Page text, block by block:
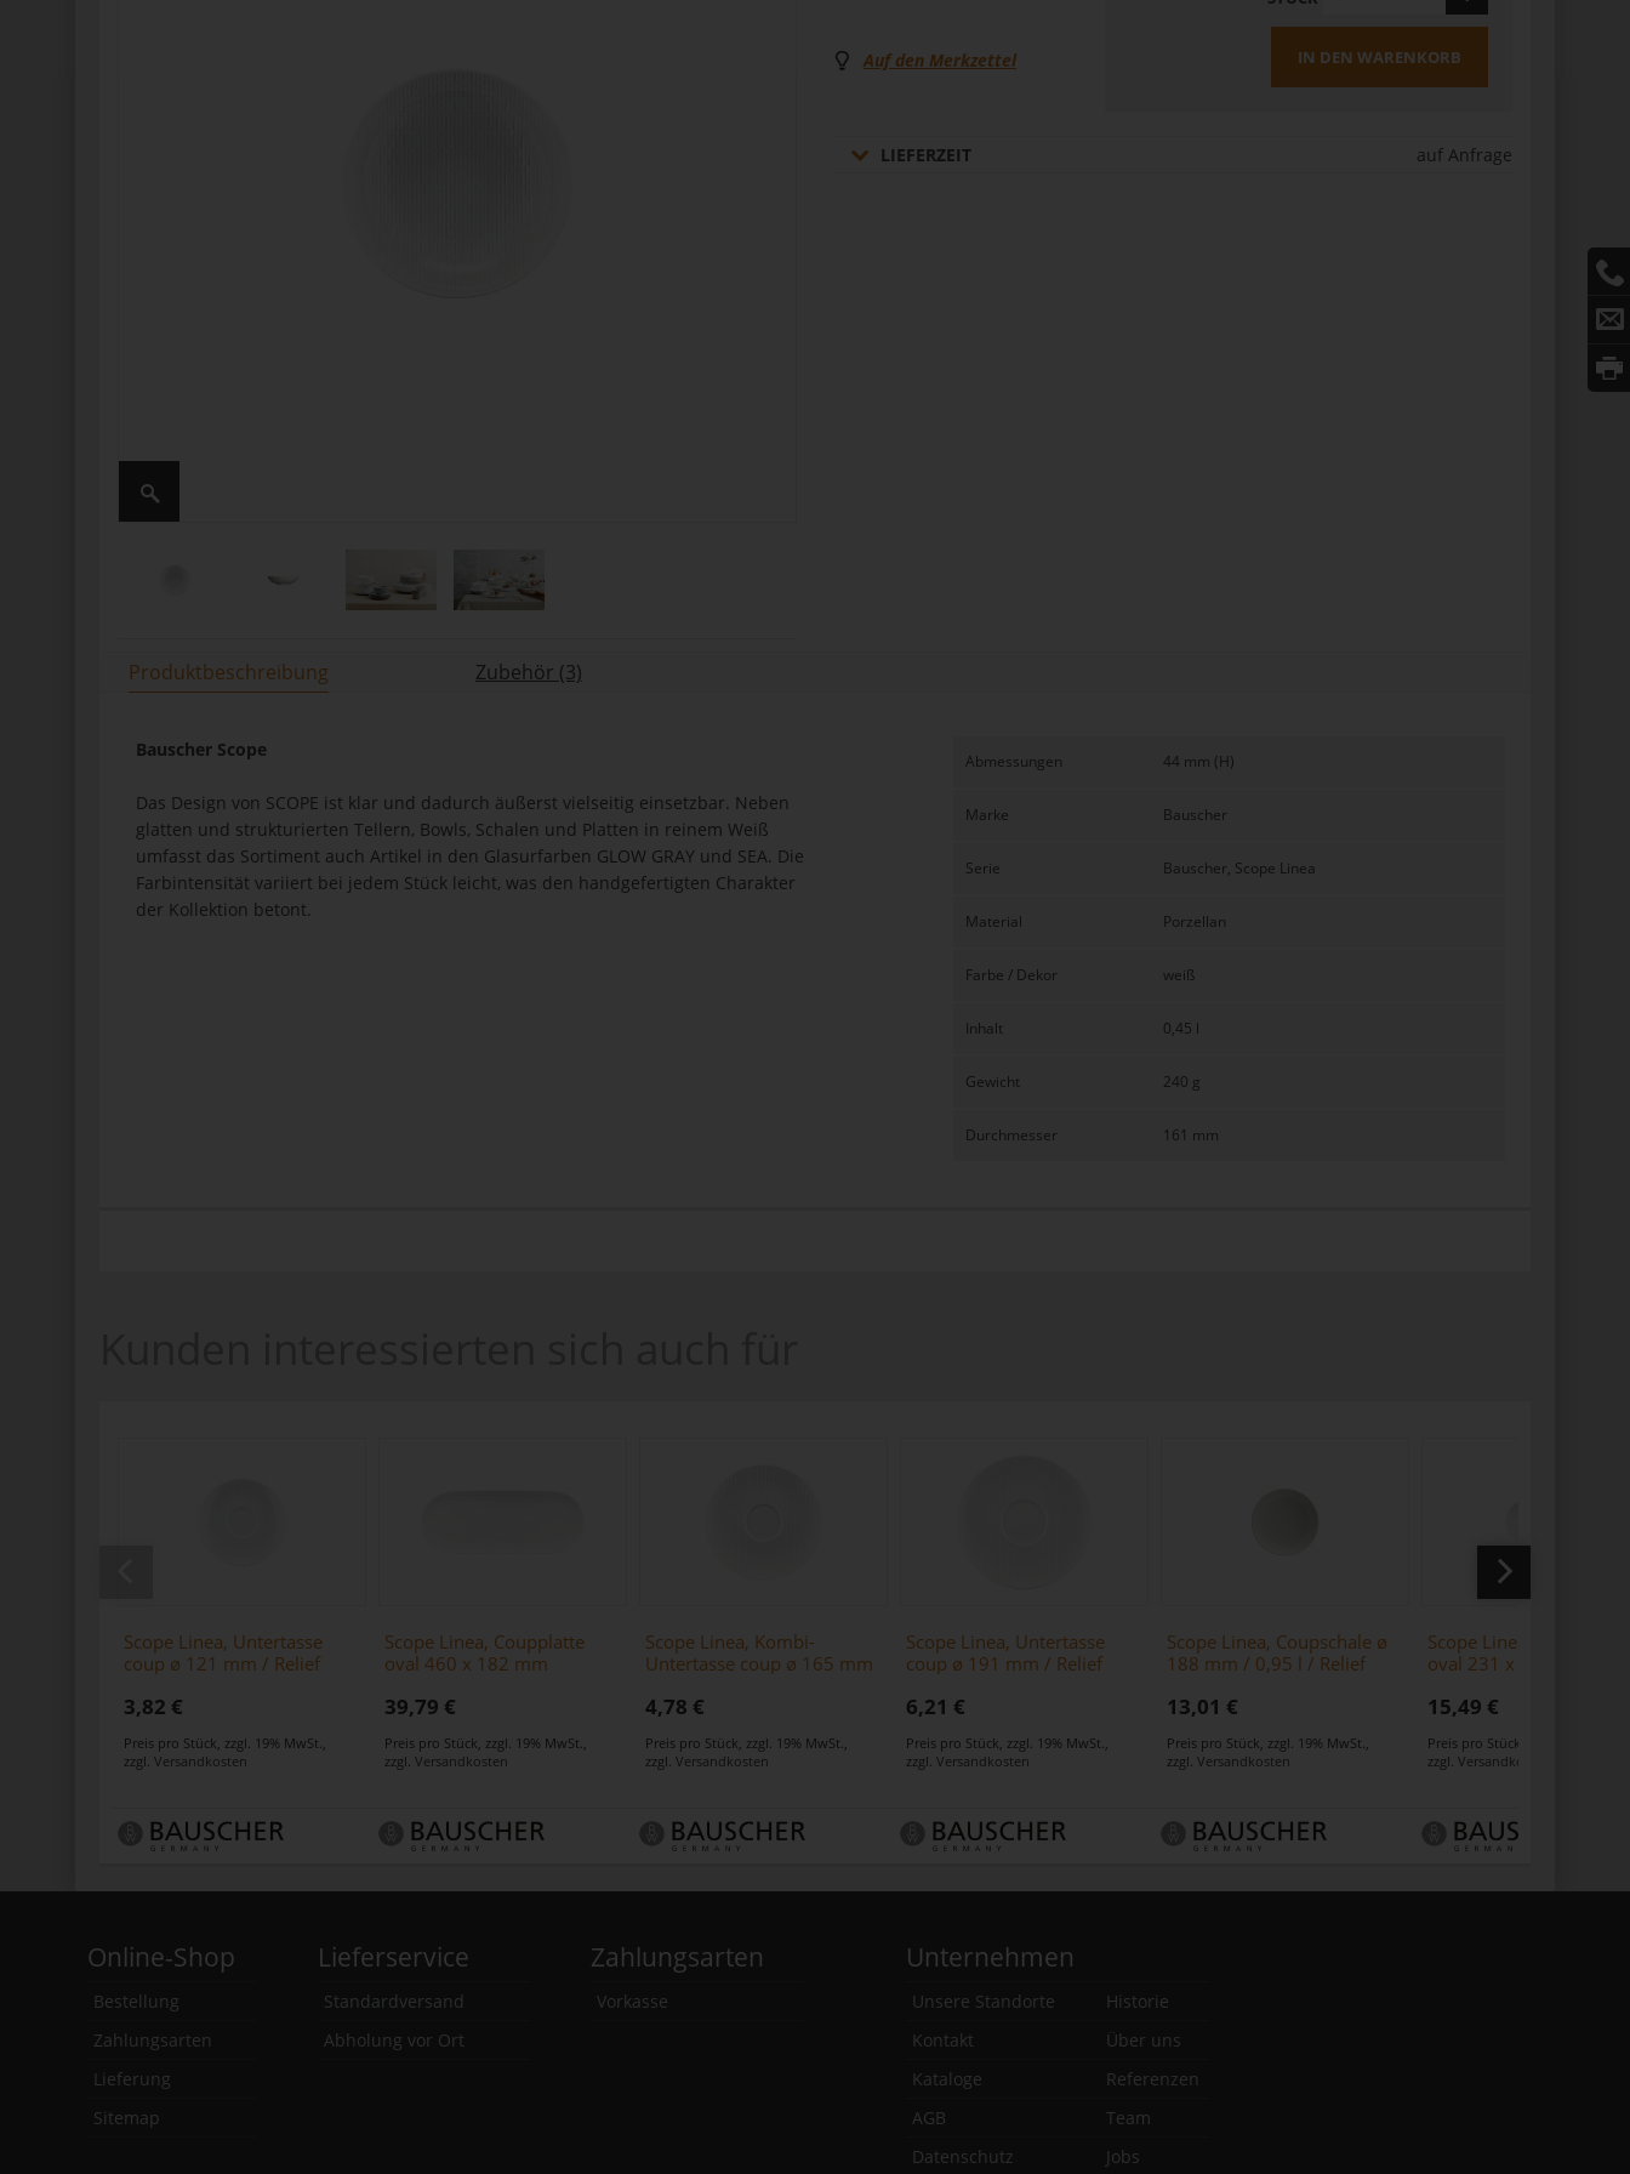
Auf den Merkzettel IN DEN WARENKORB
LIEFERZEIT auf Anfrage
Produktbeschreibung Zubehör (3)
Bauscher Scope
Das Design von SCOPE ist klar und dadurch äußerst vielseitig einsetzbar. Neben
glatten und strukturierten Tellern, Bowls, Schalen und Platten in reinem Weiß
umfasst das Sortiment auch Artikel in den Glasurfarben GLOW GRAY und SEA. Die
Farbintensität variiert bei jedem Stück leicht, was den handgefertigten Charakter
der Kollektion betont.
Abmessungen 44 mm (H)
Marke Bauscher
Serie Bauscher, Scope Linea
Material Porzellan
Farbe / Dekor weiß
Inhalt 0,45 l
Gewicht 240 g
Durchmesser 161 mm
Scope Linea, Untertasse
coup ø 121 mm / Relief
3,82 €
Preis pro Stück, zzgl. 19% MwSt.,
zzgl. Versandkosten
Scope Linea, Coupplatte
oval 460 x 182 mm
39,79 €
Preis pro Stück, zzgl. 19% MwSt.,
zzgl. Versandkosten
Scope Linea, Kombi-
Untertasse coup ø 165 mm
4,78 €
Preis pro Stück, zzgl. 19% MwSt.,
zzgl. Versandkosten
Scope Linea, Untertasse
coup ø 191 mm / Relief
6,21 €
Preis pro Stück, zzgl. 19% MwSt.,
zzgl. Versandkosten
Scope Linea, Coupschale ø
188 mm / 0,95 l / Relief
13,01 €
Preis pro Stück, zzgl. 19% MwSt.,
zzgl. Versandkosten
Scope Linea, Coupplatte
oval 231 x 152 mm /
15,49 €
Preis pro Stück
zzgl. Versandkosten
Online-Shop
Bestellung
Zahlungsarten
Lieferung
Sitemap
Lieferservice
Standardversand
Abholung vor Ort
Zahlungsarten
Vorkasse
Unternehmen
Unsere Standorte
Historie
Kontakt
Über uns
Kataloge
Referenzen
AGB
Team
Datenschutz
Jobs